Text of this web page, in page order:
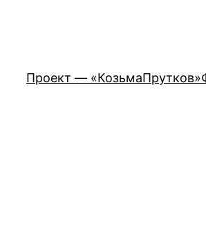
Проект — «КозьмаПрутков»